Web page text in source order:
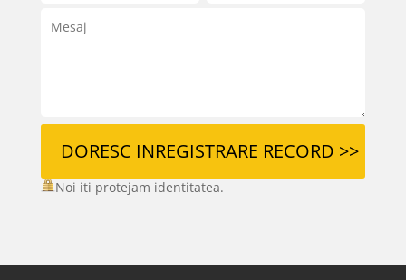
Noi iti protejam identitatea.